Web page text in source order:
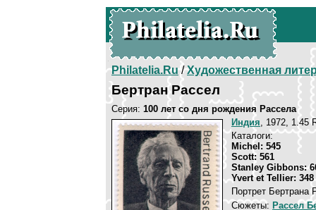
Philatelia.Ru/Художественная
Бертран Рассел
Серия: 100 лет со дня рождения Рассела
Индия, 1972, 1.45
Каталоги:
Michel: 545
Scott: 561
Stanley Gibbons:
Yvert et Tellier: 348
Портрет Бертрана
Сюжеты: Рассел